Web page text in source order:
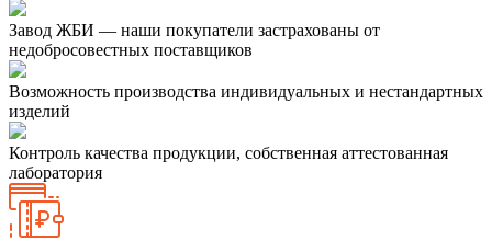
Завод ЖБИ — наши покупатели застрахованы от
недобросовестных поставщиков
Возможность производства индивидуальных и нестандартных
изделий
Контроль качества продукции, собственная аттестованная
лаборатория